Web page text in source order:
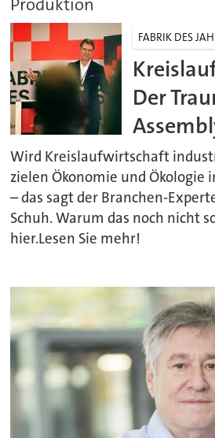
FABRIK DES
Der
Wird Kreislaufwirtschaft
zielen Ökonomie und Ökologie
– das sagt der Branchen-
Schuh. Warum das noch nicht
hier.Lesen Sie mehr!